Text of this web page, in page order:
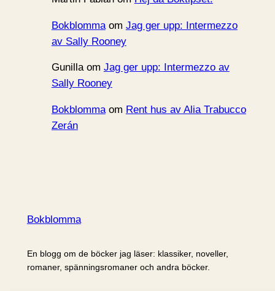
Bokblommaom Jag ger upp: Intermezzo
av Sally Rooney
Gunillaom Jag ger upp: Intermezzo av
Sally Rooney
Bokblommaom Rent hus av Alia Trabucco
Zerán
Bokblomma
En blogg om de böcker jag läser: klassiker, noveller,
romaner, spänningsromaner och andra böcker.